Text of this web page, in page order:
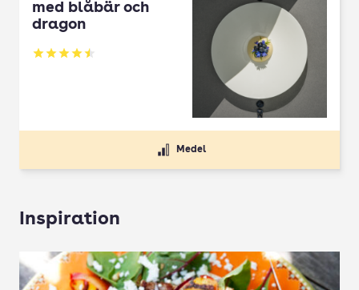
med blåbär och
dragon
Betyg: 4.5 av 5
Medel
Inspiration